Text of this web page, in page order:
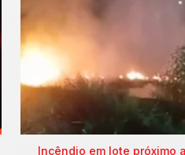
Incêndio em lote próximo